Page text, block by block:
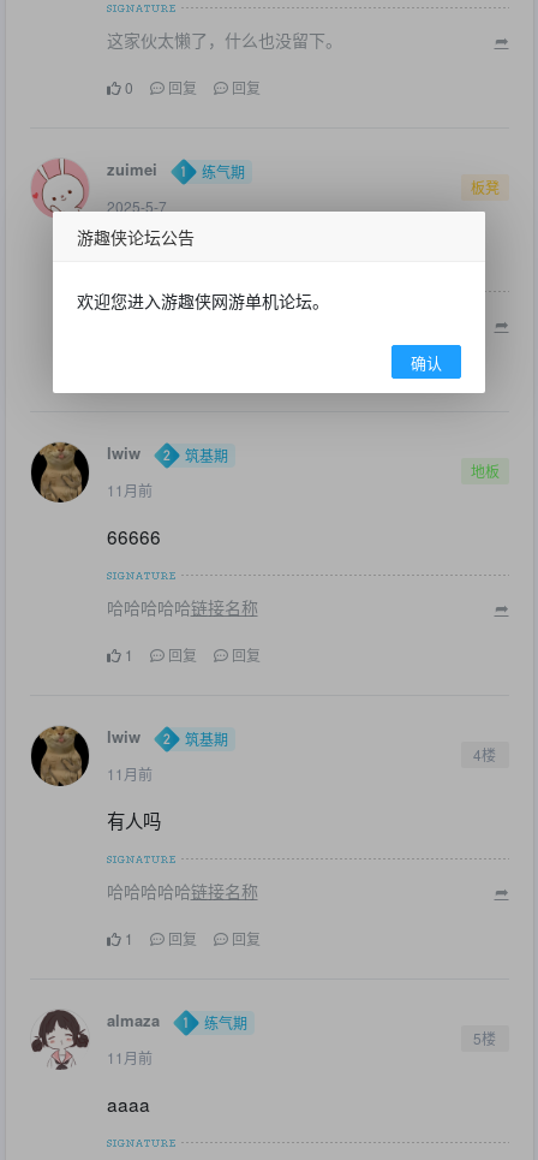
这家伙太懒了，什么也没留下。 ➦
0 回复 回复
zuimei
练气期
2025-5-7
板凳
∑(っ °Д °;)っ 有点意思
➦
lwiw
筑基期
11月前
地板
66666
哈哈哈哈哈链接名称 ➦
1 回复 回复
lwiw
筑基期
11月前
4楼
有人吗
哈哈哈哈哈链接名称 ➦
1 回复 回复
almaza
练气期
11月前
5楼
aaaa
游趣侠论坛公告
欢迎您进入游趣侠网游单机论坛。
确认